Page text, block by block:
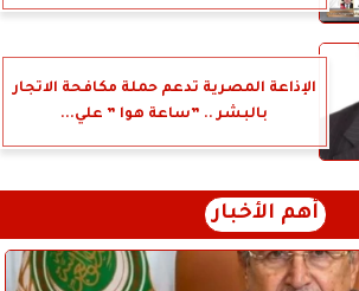
الإذاعة المصرية تدعم حملة مكافحة الاتجار
بالبشر .. ”ساعة هوا ” علي...
أهم الأخبار